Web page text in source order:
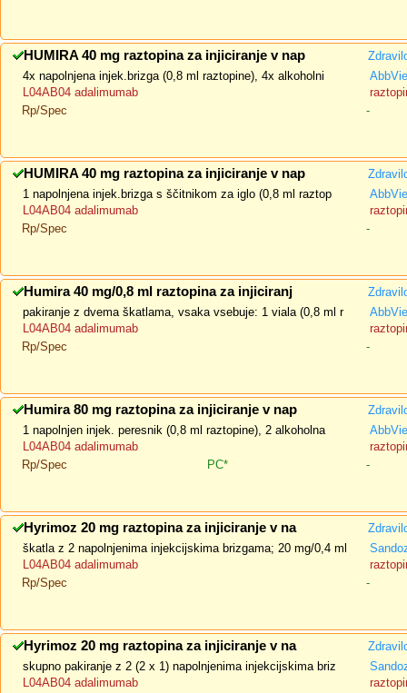
HUMIRA 40 mg raztopina za injiciranje v nap
4x napolnjena injek.brizga (0,8 ml raztopine), 4x alkoholni
L04AB04 adalimumab
Rp/Spec
-
HUMIRA 40 mg raztopina za injiciranje v nap
1 napolnjena injek.brizga s ščitnikom za iglo (0,8 ml raztop
L04AB04 adalimumab
Rp/Spec
-
Humira 40 mg/0,8 ml raztopina za injiciranj
pakiranje z dvema škatlama, vsaka vsebuje: 1 viala (0,8 ml r
L04AB04 adalimumab
Rp/Spec
-
Humira 80 mg raztopina za injiciranje v nap
1 napolnjen injek. peresnik (0,8 ml raztopine), 2 alkoholna
L04AB04 adalimumab
Rp/Spec
PC* -
Hyrimoz 20 mg raztopina za injiciranje v na
škatla z 2 napolnjenima injekcijskima brizgama; 20 mg/0,4 ml
L04AB04 adalimumab
Rp/Spec
-
Hyrimoz 20 mg raztopina za injiciranje v na
skupno pakiranje z 2 (2 x 1) napolnjenima injekcijskima briz
L04AB04 adalimumab